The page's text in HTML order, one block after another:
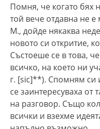
Помня, че когато бях
той вече отдавна не
М., дойде някаква
новото си откритие,
Състоеше се в това,
всичко, на което ни
г. [sic]**). Спомням си
се заинтересуваха
на разговор. Също
всички и взехме